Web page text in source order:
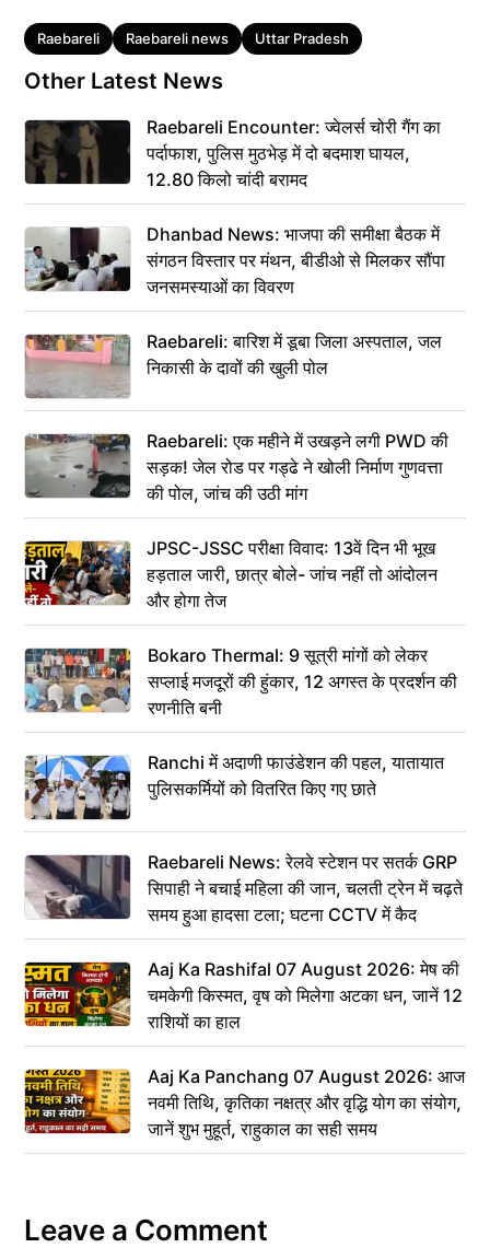
Tags
Raebareli Raebareli news Uttar Pradesh
Other Latest News
Raebareli Encounter: ज्वेलर्स चोरी गैंग का
पर्दाफाश, पुलिस मुठभेड़ में दो बदमाश घायल,
12.80 किलो चांदी बरामद
Dhanbad News: भाजपा की समीक्षा बैठक में
संगठन विस्तार पर मंथन, बीडीओ से मिलकर सौंपा
जनसमस्याओं का विवरण
Raebareli: बारिश में डूबा जिला अस्पताल, जल
निकासी के दावों की खुली पोल
Raebareli: एक महीने में उखड़ने लगी PWD की
सड़क! जेल रोड पर गड्ढे ने खोली निर्माण गुणवत्ता
की पोल, जांच की उठी मांग
JPSC-JSSC परीक्षा विवाद: 13वें दिन भी भूख
हड़ताल जारी, छात्र बोले- जांच नहीं तो आंदोलन
और होगा तेज
Bokaro Thermal: 9 सूत्री मांगों को लेकर
सप्लाई मजदूरों की हुंकार, 12 अगस्त के प्रदर्शन की
रणनीति बनी
Ranchi में अदाणी फाउंडेशन की पहल, यातायात
पुलिसकर्मियों को वितरित किए गए छाते
Raebareli News: रेलवे स्टेशन पर सतर्क GRP
सिपाही ने बचाई महिला की जान, चलती ट्रेन में चढ़ते
समय हुआ हादसा टला; घटना CCTV में कैद
Aaj Ka Rashifal 07 August 2026: मेष की
चमकेगी किस्मत, वृष को मिलेगा अटका धन, जानें 12
राशियों का हाल
Aaj Ka Panchang 07 August 2026: आज
नवमी तिथि, कृतिका नक्षत्र और वृद्धि योग का संयोग,
जानें शुभ मुहूर्त, राहुकाल का सही समय
Leave a Comment